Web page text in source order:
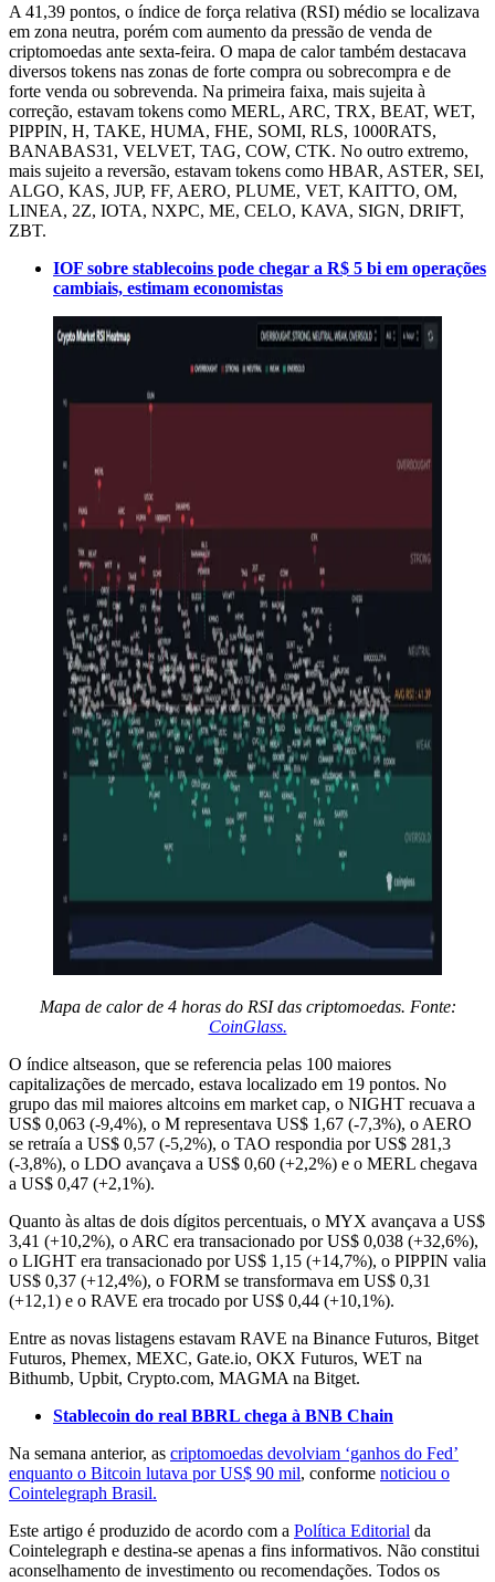
A 41,39 pontos, o índice de força relativa (RSI) médio se localizava
em zona neutra, porém com aumento da pressão de venda de
criptomoedas ante sexta-feira. O mapa de calor também destacava
diversos tokens nas zonas de forte compra ou sobrecompra e de
forte venda ou sobrevenda. Na primeira faixa, mais sujeita à
correção, estavam tokens como MERL, ARC, TRX, BEAT, WET,
PIPPIN, H, TAKE, HUMA, FHE, SOMI, RLS, 1000RATS,
BANABAS31, VELVET, TAG, COW, CTK. No outro extremo,
mais sujeito a reversão, estavam tokens como HBAR, ASTER, SEI,
ALGO, KAS, JUP, FF, AERO, PLUME, VET, KAITTO, OM,
LINEA, 2Z, IOTA, NXPC, ME, CELO, KAVA, SIGN, DRIFT,
ZBT.
IOF sobre stablecoins pode chegar a R$ 5 bi em operações
cambiais, estimam economistas
Mapa de calor de 4 horas do RSI das criptomoedas. Fonte:
CoinGlass.
O índice altseason, que se referencia pelas 100 maiores
capitalizações de mercado, estava localizado em 19 pontos. No
grupo das mil maiores altcoins em market cap, o NIGHT recuava a
US$ 0,063 (-9,4%), o M representava US$ 1,67 (-7,3%), o AERO
se retraía a US$ 0,57 (-5,2%), o TAO respondia por US$ 281,3
(-3,8%), o LDO avançava a US$ 0,60 (+2,2%) e o MERL chegava
a US$ 0,47 (+2,1%).
Quanto às altas de dois dígitos percentuais, o MYX avançava a US$
3,41 (+10,2%), o ARC era transacionado por US$ 0,038 (+32,6%),
o LIGHT era transacionado por US$ 1,15 (+14,7%), o PIPPIN valia
US$ 0,37 (+12,4%), o FORM se transformava em US$ 0,31
(+12,1) e o RAVE era trocado por US$ 0,44 (+10,1%).
Entre as novas listagens estavam RAVE na Binance Futuros, Bitget
Futuros, Phemex, MEXC, Gate.io, OKX Futuros, WET na
Bithumb, Upbit, Crypto.com, MAGMA na Bitget.
Stablecoin do real BBRL chega à BNB Chain
Na semana anterior, as criptomoedas devolviam ‘ganhos do Fed’
enquanto o Bitcoin lutava por US$ 90 mil, conforme noticiou o
Cointelegraph Brasil.
Este artigo é produzido de acordo com a Política Editorial da
Cointelegraph e destina-se apenas a fins informativos. Não constitui
aconselhamento de investimento ou recomendações. Todos os